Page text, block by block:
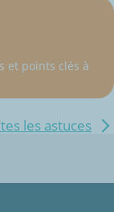
et points clés à
les astuces